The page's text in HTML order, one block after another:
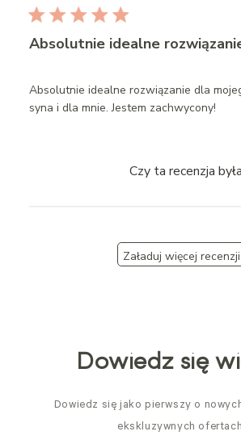
Absolutnie idealne
Absolutnie idealne rozwiązanie dla
syna i dla mnie. Jestem zachwycony!
Czy ta recenzja
Załaduj więcej recenzji
Dowiedz się
Dowiedz się jako pierwszy o
ekskluzywnych